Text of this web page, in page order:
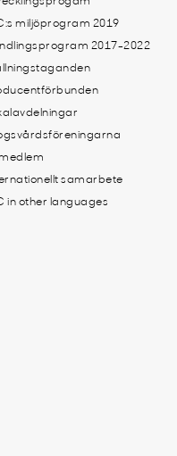
miljöprogram 2019
2017-2022
samarbete
in other languages